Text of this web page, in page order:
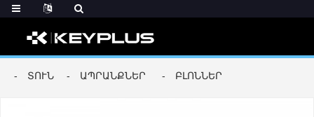
ՏՈՒՆ ԱՊՐԱՆՔՆԵՐ ԲԼՈՆՆԵՐ